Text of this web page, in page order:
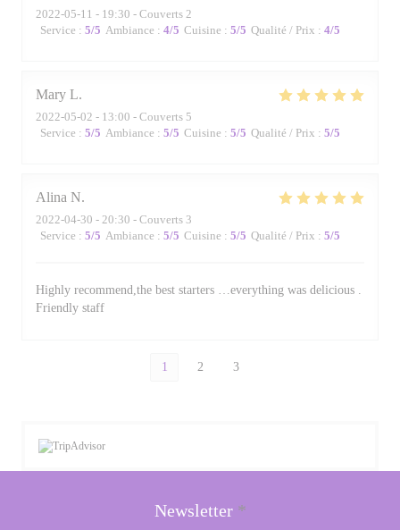
2022-05-11 - 19:30 - Couverts 2
Service : 5/5 Ambiance : 4/5 Cuisine : 5/5 Qualité / Prix : 4/5
Mary L
2022-05-02 - 13:00 - Couverts 5
Service : 5/5 Ambiance : 5/5 Cuisine : 5/5 Qualité / Prix : 5/5
Alina N
2022-04-30 - 20:30 - Couverts 3
Service : 5/5 Ambiance : 5/5 Cuisine : 5/5 Qualité / Prix : 5/5
Highly recommend,the best starters …everything was delicious .
Friendly staff
1 2 3
Newsletter *